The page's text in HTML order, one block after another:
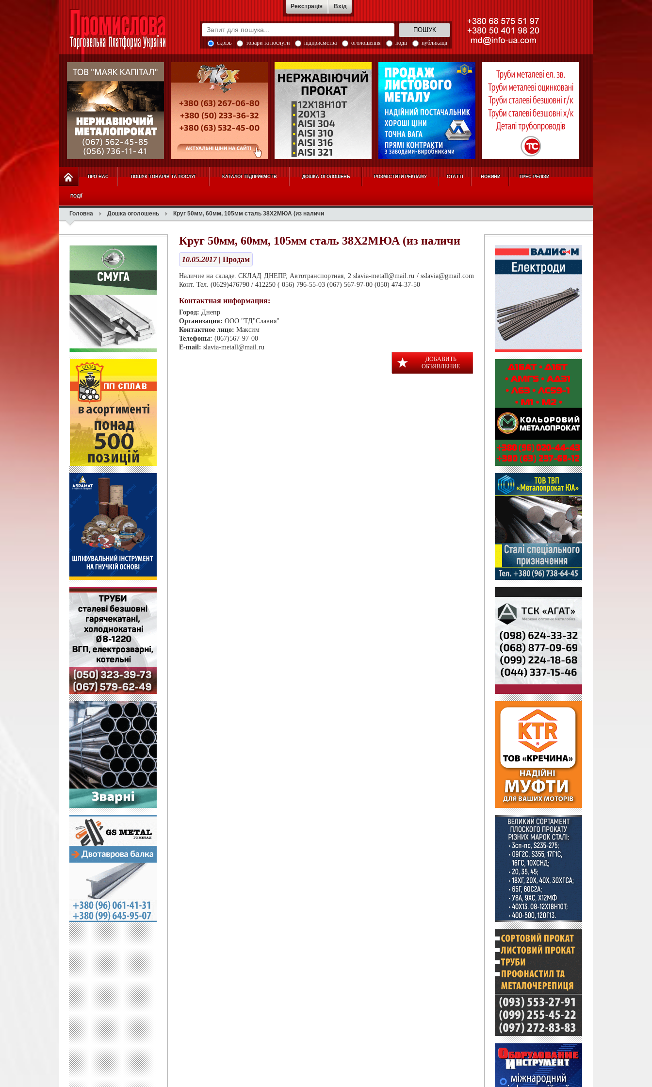
Реєстрація Вхід
скрізь товари та послуги підприємства оголошення події публикації
ПРО НАС ПОШУК ТОВАРІВ ТА ПОСЛУГ КАТАЛОГ ПІДПРИЄМСТВ ДОШКА ОГОЛОШЕНЬ РОЗМІСТИТИ РЕКЛАМУ СТАТТІ НОВИНИ ПРЕС-РЕЛІЗИ
ПОДІЇ
Головна Дошка оголошень Круг 50мм, 60мм, 105мм сталь 38Х2МЮА (из наличи
Круг 50мм, 60мм, 105мм сталь 38Х2МЮА (из наличи
10.05.2017| Продам
Наличие на складе. СКЛАД ДНЕПР, Автотранспортная, 2 slavia-metall@mail.ru / sslavia@gmail.com
Конт. Тел. (0629)476790 / 412250 ( 056) 796-55-03 (067) 567-97-00 (050) 474-37-50
Контактная информация:
Город: Днепр
Организация: ООО "ТД"Славия"
Контактное лицо: Максим
Телефоны: (067)567-97-00
E-mail: slavia-metall@mail.ru
ДОБАВИТЬ
ОБЪЯВЛЕНИЕ